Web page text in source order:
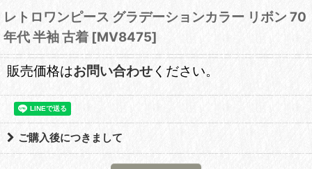
レトロワンピース グラデーションカラー リボン 70
年代 半袖 古着 [MV8475]
販売価格はお問い合わせ ください。
ご購入後につきまして